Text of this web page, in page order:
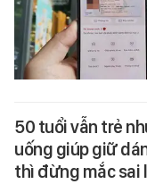
50 tuổi vẫn trẻ
uống giúp giữ
thì đừng mắc sai